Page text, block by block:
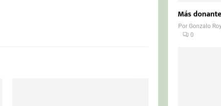
Más
PorGonzalo
0